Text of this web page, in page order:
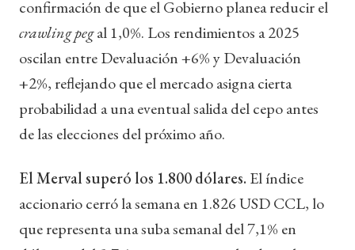
confirmación de que el Gobierno planea reducir el
crawling pegal 1,0%. Los rendimientos a 2025
oscilan entre Devaluación +6% y Devaluación
+2%, reflejando que el mercado asigna cierta
probabilidad a una eventual salida del cepo antes
de las elecciones del próximo año.
El Merval superó los 1.800 dólares. El índice
accionario cerró la semana en 1.826 USD CCL, lo
que representa una suba semanal del 7,1% en